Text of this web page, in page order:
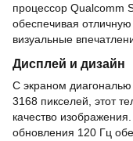
процессор Qualcomm
обеспечивая
визуальные
Дисплей и дизайн
С экраном
3168 пикселей, этот
качество
обновления 120 Гц